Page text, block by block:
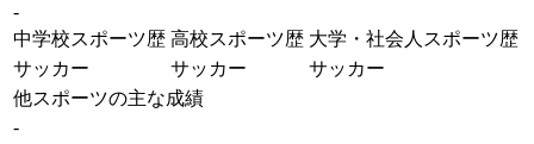
-
中学校スポーツ歴 高校スポーツ歴 大学・社会人スポーツ歴
サッカー
サッカー
サッカー
他スポーツの主な成績
-